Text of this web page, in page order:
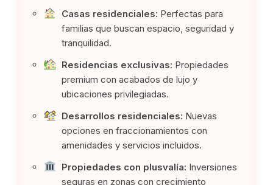
Casas residenciales: Perfectas para
familias que buscan espacio, seguridad y
tranquilidad.
Residencias exclusivas: Propiedades
premium con acabados de lujo y
ubicaciones privilegiadas.
Desarrollos residenciales: Nuevas
opciones en fraccionamientos con
amenidades y servicios incluidos.
Propiedades con plusvalía: Inversiones
seguras en zonas con crecimiento